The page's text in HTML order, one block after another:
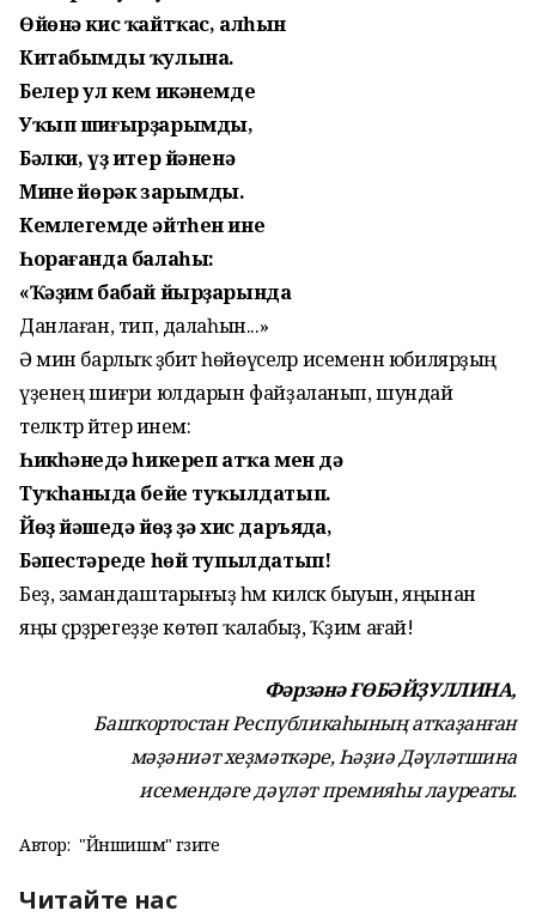
Өйөнә кис ҡайтҡас, алһын
Китабымды ҡулына.
Белер ул кем икәнемде
Уҡып шиғырҙарымды,
Бәлки, үҙ итер йәненә
Минең йөрәк зарымды.
Кемлегемде әйтһен ине
Һорағанда балаһы:
«Ҡәҙим бабай йырҙарында
Данлаған, тип, далаһын...»
Ә мин барлыҡ әҙәбиәт һөйөүселәр исеменән юбиляр­ҙың
үҙенең шиғри юлдарын файҙаланып, шундай
теләктәр әйтер инем:
Һикһәнеңдә һикереп атҡа мен дә
Туҡһаныңда бейе туҡылдатып.
Йөҙ йәшеңдә йөҙ ҙә хис даръяңда,
Бәпестәреңде һөй тупылдатып!
Беҙ, замандаштарығыҙ һәм киләсәк быуын, яңынан
яңы әҫәрҙәрегеҙҙе көтөп ҡалабыҙ, Ҡәҙим ағай!
Фәрзәнә ҒӨБӘЙҘУЛЛИНА,
Башҡортостан Республикаһының атҡаҙанған
мәҙәниәт хеҙмәткәре, Һәҙиә Дәүләтшина
исемендәге дәүләт премияһы лауреаты.
Автор: "Йәншишмә" гәзите
Читайте нас